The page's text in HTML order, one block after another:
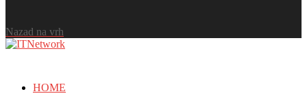
Nazad na vrh
HOME